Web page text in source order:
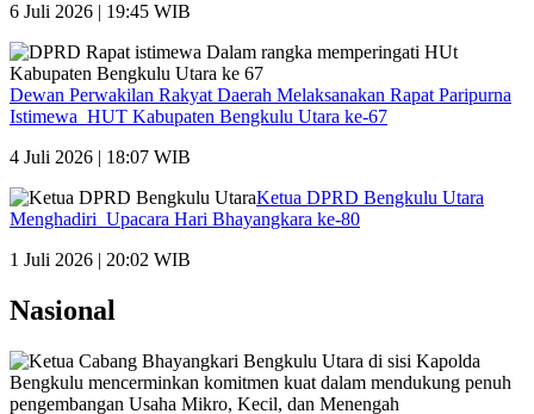
6 Juli 2026 | 19:45 WIB
Dewan Perwakilan Rakyat Daerah Melaksanakan Rapat Paripurna
Istimewa HUT Kabupaten Bengkulu Utara ke-67
4 Juli 2026 | 18:07 WIB
Ketua DPRD Bengkulu Utara
Menghadiri Upacara Hari Bhayangkara ke-80
1 Juli 2026 | 20:02 WIB
Nasional